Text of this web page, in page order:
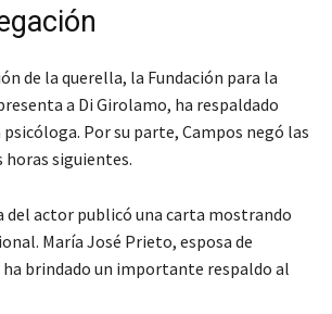
de la querella, la Fundación para la
a Di Girolamo, ha respaldado
Por su parte, Campos negó las
horas siguientes.
del actor publicó una carta mostrando
María José Prieto, esposa de
brindado un importante respaldo al